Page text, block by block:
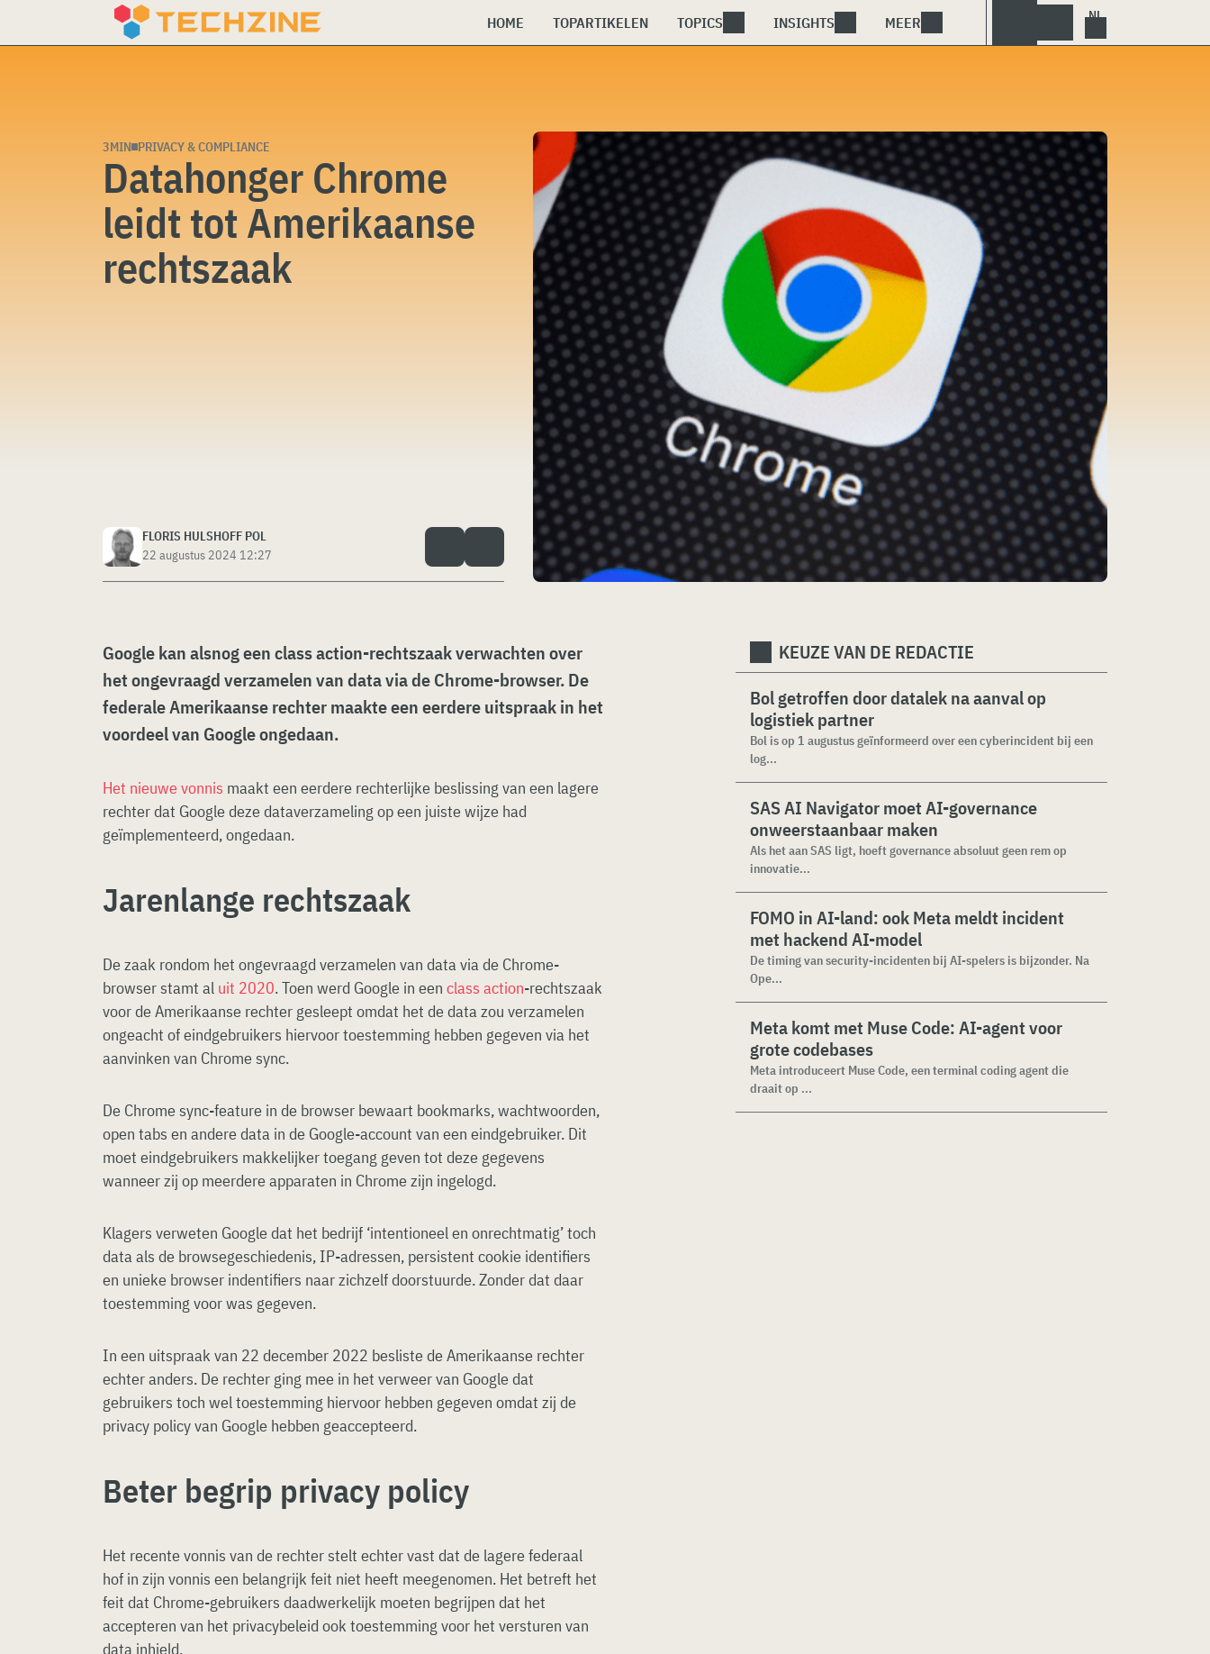
HOME TOPARTIKELEN TOPICS INSIGHTS MEER
3MIN PRIVACY & COMPLIANCE
Datahonger Chrome
leidt tot Amerikaanse
rechtszaak
FLORIS HULSHOFF POL
22 augustus 2024 12:27
Google kan alsnog een class action-rechtszaak verwachten over
het ongevraagd verzamelen van data via de Chrome-browser. De
federale Amerikaanse rechter maakte een eerdere uitspraak in het
voordeel van Google ongedaan.
Het nieuwe vonnis maakt een eerdere rechterlijke beslissing van een lagere
rechter dat Google deze dataverzameling op een juiste wijze had
geïmplementeerd, ongedaan.
Jarenlange rechtszaak
De zaak rondom het ongevraagd verzamelen van data via de Chrome-
browser stamt al uit 2020. Toen werd Google in een class action-rechtszaak
voor de Amerikaanse rechter gesleept omdat het de data zou verzamelen
ongeacht of eindgebruikers hiervoor toestemming hebben gegeven via het
aanvinken van Chrome sync.
De Chrome sync-feature in de browser bewaart bookmarks, wachtwoorden,
open tabs en andere data in de Google-account van een eindgebruiker. Dit
moet eindgebruikers makkelijker toegang geven tot deze gegevens
wanneer zij op meerdere apparaten in Chrome zijn ingelogd.
Klagers verweten Google dat het bedrijf ‘intentioneel en onrechtmatig’ toch
data als de browsegeschiedenis, IP-adressen, persistent cookie identifiers
en unieke browser indentifiers naar zichzelf doorstuurde. Zonder dat daar
toestemming voor was gegeven.
In een uitspraak van 22 december 2022 besliste de Amerikaanse rechter
echter anders. De rechter ging mee in het verweer van Google dat
gebruikers toch wel toestemming hiervoor hebben gegeven omdat zij de
privacy policy van Google hebben geaccepteerd.
Beter begrip privacy policy
Het recente vonnis van de rechter stelt echter vast dat de lagere federaal
hof in zijn vonnis een belangrijk feit niet heeft meegenomen. Het betreft het
feit dat Chrome-gebruikers daadwerkelijk moeten begrijpen dat het
accepteren van het privacybeleid ook toestemming voor het versturen van
data inhield.
KEUZE VAN DE REDACTIE
Bol getroffen door datalek na aanval op
logistiek partner
Bol is op 1 augustus geïnformeerd over een cyberincident bij een
log...
SAS AI Navigator moet AI-governance
onweerstaanbaar maken
Als het aan SAS ligt, hoeft governance absoluut geen rem op
innovatie...
FOMO in AI-land: ook Meta meldt incident
met hackend AI-model
De timing van security-incidenten bij AI-spelers is bijzonder. Na
Ope...
Meta komt met Muse Code: AI-agent voor
grote codebases
Meta introduceert Muse Code, een terminal coding agent die
draait op ...